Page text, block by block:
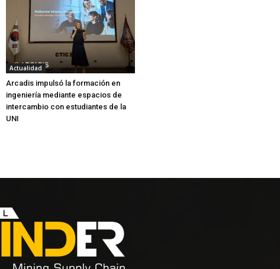
Actualidad
Arcadis impulsó la formación en
ingeniería mediante espacios de
intercambio con estudiantes de la
UNI